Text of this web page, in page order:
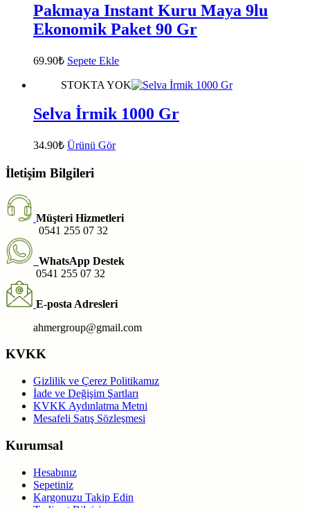
Pakmaya Instant Kuru Maya 9lu
Ekonomik Paket 90 Gr
69.90₺ Sepete Ekle
STOKTA YOK
Selva İrmik 1000 Gr
34.90₺ Ürünü Gör
İletişim Bilgileri
Müşteri Hizmetleri
0541 255 07 32
WhatsApp Destek
0541 255 07 32
E-posta Adresleri
ahmergroup@gmail.com
KVKK
Gizlilik ve Çerez Politikamız
İade ve Değişim Şartları
KVKK Aydınlatma Metni
Mesafeli Satış Sözleşmesi
Kurumsal
Hesabınız
Sepetiniz
Kargonuzu Takip Edin